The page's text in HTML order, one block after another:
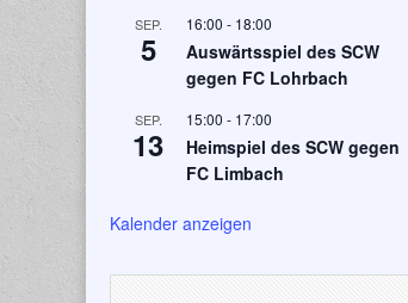
SEP.
5
16:00 - 18:00
Auswärtsspiel des SCW
gegen FC Lohrbach
SEP.
13
15:00 - 17:00
Heimspiel des SCW gegen
FC Limbach
Kalender anzeigen